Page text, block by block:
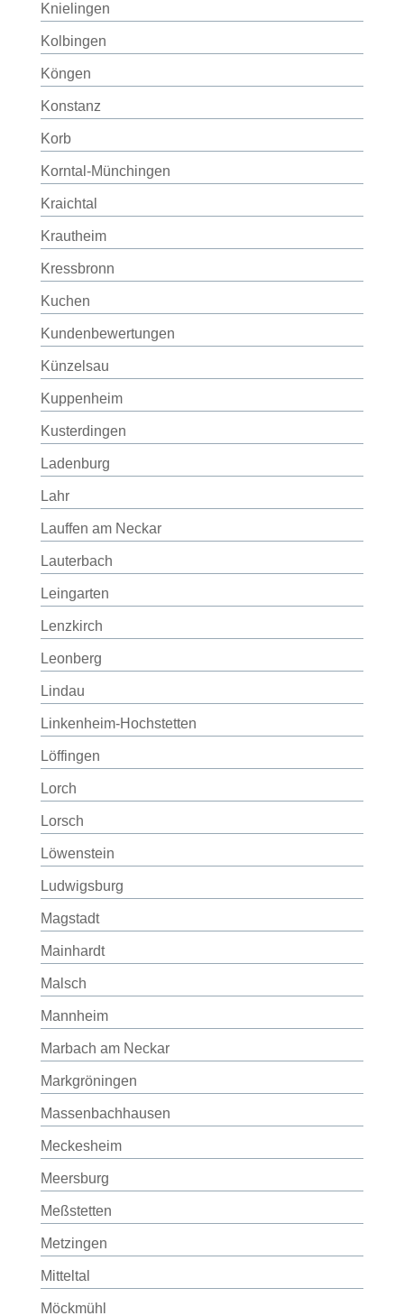
Knielingen
Kolbingen
Köngen
Konstanz
Korb
Korntal-Münchingen
Kraichtal
Krautheim
Kressbronn
Kuchen
Kundenbewertungen
Künzelsau
Kuppenheim
Kusterdingen
Ladenburg
Lahr
Lauffen am Neckar
Lauterbach
Leingarten
Lenzkirch
Leonberg
Lindau
Linkenheim-Hochstetten
Löffingen
Lorch
Lorsch
Löwenstein
Ludwigsburg
Magstadt
Mainhardt
Malsch
Mannheim
Marbach am Neckar
Markgröningen
Massenbachhausen
Meckesheim
Meersburg
Meßstetten
Metzingen
Mitteltal
Möckmühl